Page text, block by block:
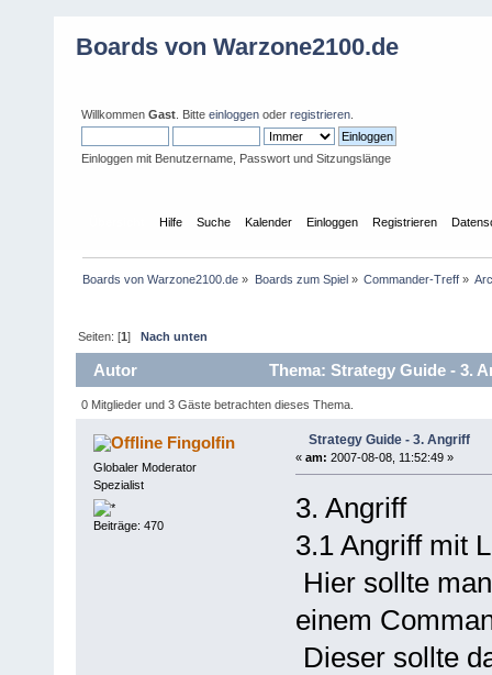
Boards von Warzone2100.de
Willkommen Gast . Bitte einloggen oder registrieren
Einloggen mit Benutzername, Passwort und Sitzungslänge
Hilfe Suche Kalender Einloggen Registrieren
Boards von Warzone2100.de » Boards zum Spiel» Commander-Treff»
Seiten: [1]Nach unten
Autor Thema: Strategy Guide - 3.
0 Mitglieder und 3 Gäste betrachten dieses Thema.
Fingolfin
Globaler Moderator
Spezialist
Beiträge: 470
Strategy Guide - 3. Angriff
« am: 2007-08-08, 11:52:49 »
3. Angriff
3.1 Angriff mit
Hier sollte
einem
Dieser sollte